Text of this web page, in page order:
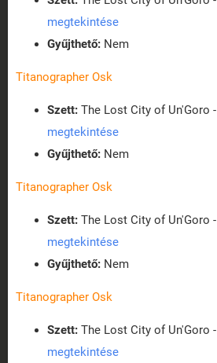
megtekintése
Gyűjthető: Nem
Titanographer Osk
Szett: The Lost City of Un'Goro -
megtekintése
Gyűjthető: Nem
Titanographer Osk
Szett: The Lost City of Un'Goro -
megtekintése
Gyűjthető: Nem
Titanographer Osk
Szett: The Lost City of Un'Goro -
megtekintése